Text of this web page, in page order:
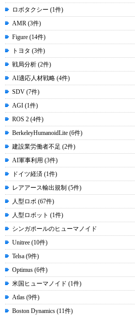
ロボタクシー (1件)
AMR (3件)
Figure (14件)
トヨタ (3件)
戦局分析 (2件)
AI適応人材戦略 (4件)
SDV (7件)
AGI (1件)
ROS 2 (4件)
BerkeleyHumanoidLite (6件)
建設業労働者不足 (2件)
AI軍事利用 (3件)
ドイツ経済 (1件)
レアアース輸出規制 (5件)
人型ロボ (67件)
人型ロボット (1件)
シンガポールのヒューマノイド
Unitree (10件)
Telsa (9件)
Optimus (6件)
米国ヒューマノイド (1件)
Atlas (9件)
Boston Dynamics (11件)